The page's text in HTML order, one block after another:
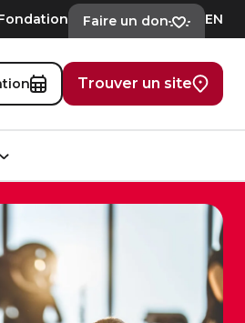
Faire un don EN
Trouver un site